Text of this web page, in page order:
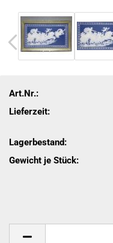
Art.Nr.:
Lieferzeit:
Lagerbestand:
Gewicht je Stück: